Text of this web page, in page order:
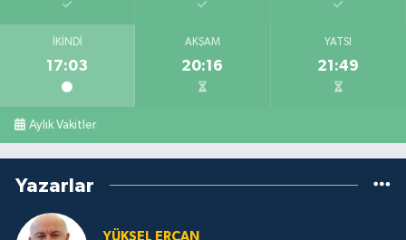
İKINDI
17:03
AKŞAM
20:16
YATSI
21:49
Aylık Vakitler
Yazarlar
YÜKSEL ERCAN